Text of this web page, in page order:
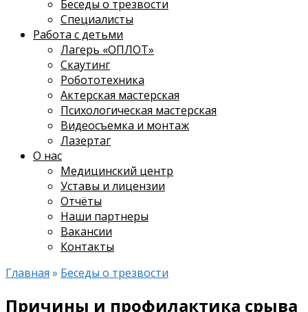
Беседы о трезвости
Специалисты
Работа с детьми
Лагерь «ОПЛОТ»
Скаутинг
Робототехника
Актерская мастерская
Психологическая мастерская
Видеосъемка и монтаж
Лазертаг
О нас
Медицинский центр
Уставы и лицензии
Отчёты
Наши партнеры
Вакансии
Контакты
Главная » Беседы о трезвости
Причины и профилактика срыва